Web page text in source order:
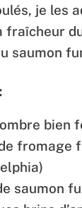
je les
fraîcheur
saumon
bien
fromage
saumon